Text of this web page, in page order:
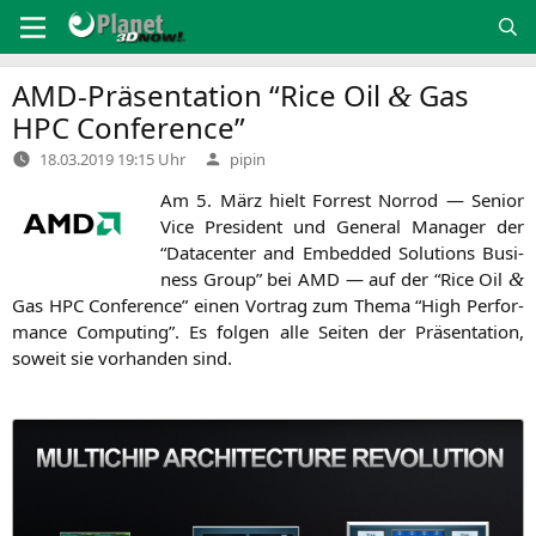
Inhalt
springen
AMD-Präsentation “Rice Oil & Gas
HPC Conference”
18.03.2019 19:15 Uhr Verfasst
von
pipin
Am 5. März hielt For­rest Nor­rod — Seni­or
Vice Pre­si­dent und Gene­ral Mana­ger der
“Dat­a­cen­ter and Embedded Solu­ti­ons Busi­
ness Group” bei AMD — auf der “Rice Oil &
Gas HPCCon­fe­rence” einen Vor­trag zum The­ma “High Per­for­
mance Com­pu­ting”. Es fol­gen alle Sei­ten der Prä­sen­ta­ti­on,
soweit sie vor­han­den sind.